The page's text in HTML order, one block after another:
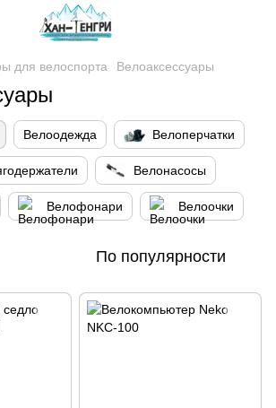
для велоспорта Велоаксессуары
Велоодежда Велоперчатки
Велонасосы
Велофонари Велоочки
По популярности